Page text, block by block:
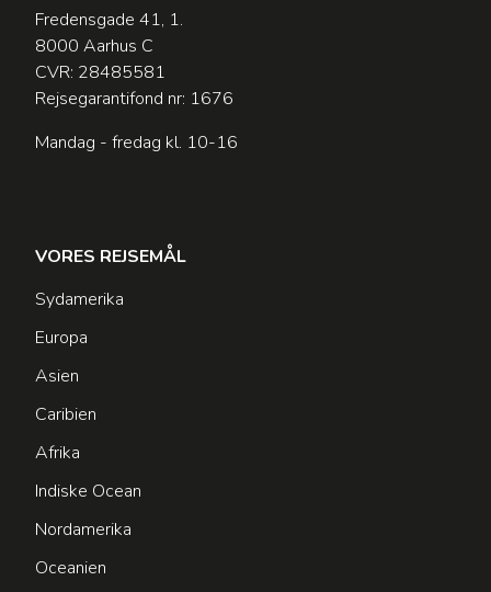
Fredensgade 41, 1.
8000 Aarhus C
CVR: 28485581
Rejsegarantifond nr: 1676
Mandag - fredag kl. 10-16
VORES REJSEMÅL
Sydamerika
Europa
Asien
Caribien
Afrika
Indiske Ocean
Nordamerika
Oceanien